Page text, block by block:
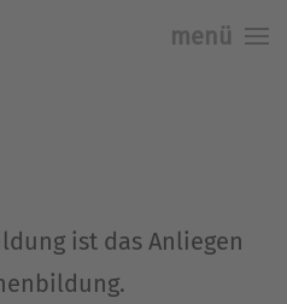
menü
ist das Anliegen